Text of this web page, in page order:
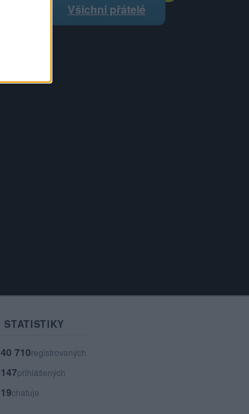
Všichni přátelé
STATISTIKY
40 710registrovaných
147přihlášených
19chatuje